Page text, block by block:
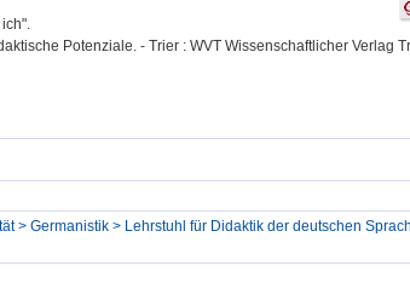
Potenziale. - Trier : WVT Wissenschaftlicher Verlag
> Germanistik > Lehrstuhl für Didaktik der deutschen